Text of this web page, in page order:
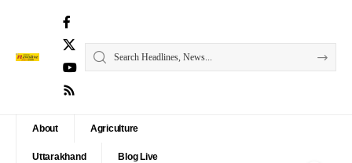
About Agriculture
Uttarakhand Blog Live